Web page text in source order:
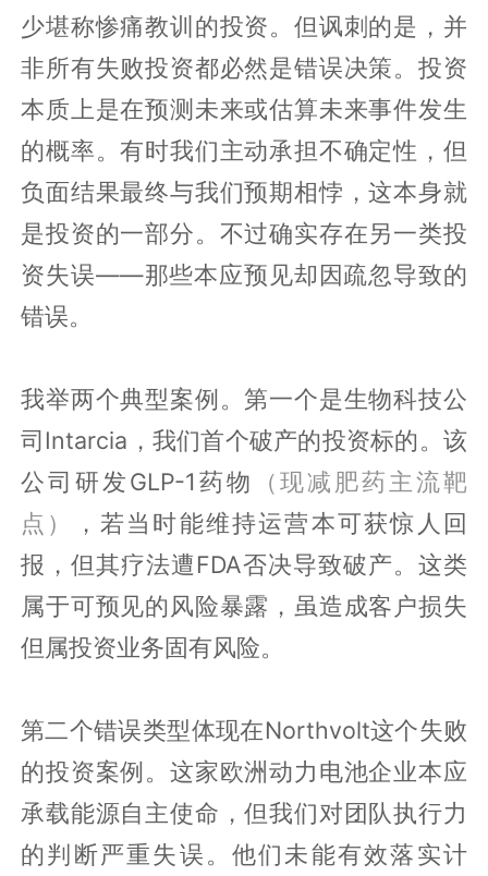
少堪称惨痛教训的投资。但讽刺的是，并
非所有失败投资都必然是错误决策。投资
本质上是在预测未来或估算未来事件发生
的概率。有时我们主动承担不确定性，但
负面结果最终与我们预期相悖，这本身就
是投资的一部分。不过确实存在另一类投
资失误——那些本应预见却因疏忽导致的
错误。
我举两个典型案例。第一个是生物科技公
司Intarcia，我们首个破产的投资标的。该
公司研发GLP-1药物
（现减肥药主流靶
点）
，若当时能维持运营本可获惊人回
报，但其疗法遭FDA否决导致破产。这类
属于可预见的风险暴露，虽造成客户损失
但属投资业务固有风险。
第二个错误类型体现在Northvolt这个失败
的投资案例。这家欧洲动力电池企业本应
承载能源自主使命，但我们对团队执行力
的判断严重失误。他们未能有效落实计